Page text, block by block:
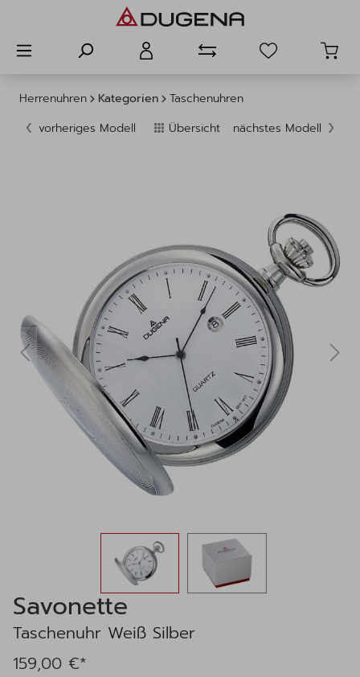
Herrenuhren Kategorien
Taschenuhren
vorheriges Modell
Übersicht nächstes Modell
Savonette
Taschenuhr Weiß Silber
159,00 €*